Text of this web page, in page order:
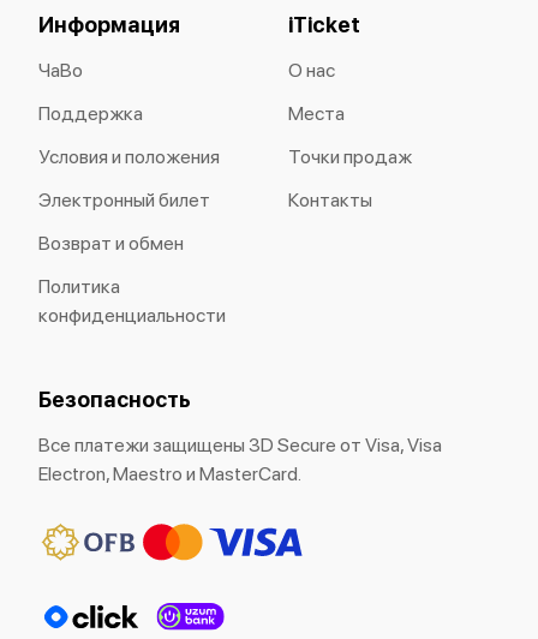
Информация
ЧаВо
Поддержка
Условия и положения
Электронный билет
Возврат и обмен
Политика
конфиденциальности
iTicket
О нас
Места
Точки продаж
Контакты
Безопасность
Все платежи защищены 3D Secure от Visa, Visa
Electron, Maestro и MasterCard.